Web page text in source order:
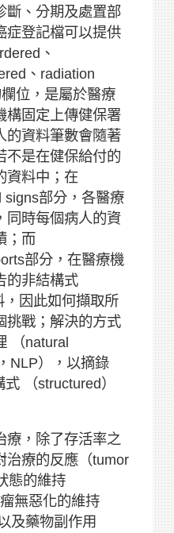
斷、分期及處置部
症登記檔可以提供
、
、radiation
位，是屬於醫療
構固定上傳健保署
的資料筆數會隨著
不是在健保給付的
資料中；在
signs部分，各醫療
同時每個病人的資
；而
部分，在醫療機
的非結構式
，因此如何擷取所
挑戰；解決的方式
（natural
NLP），以摘錄
（structured）
，除了存活率之
治療的反應（tumor
態的維持
無惡化的維持
及藥物副作用